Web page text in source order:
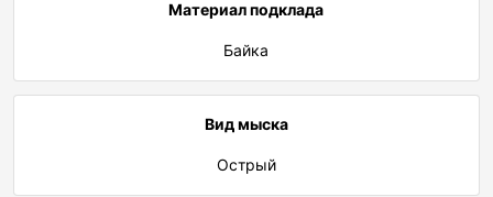
Материал подклада
Байка
Вид мыска
Острый